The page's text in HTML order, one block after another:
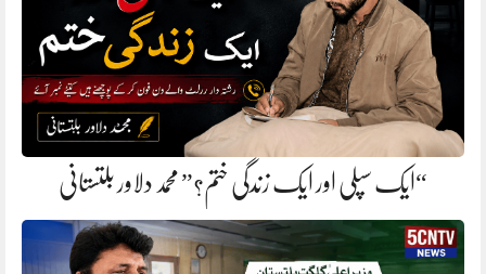
“ایک سپلی اور ایک زندگی ختم؟” محمد دلاور بلتستانی